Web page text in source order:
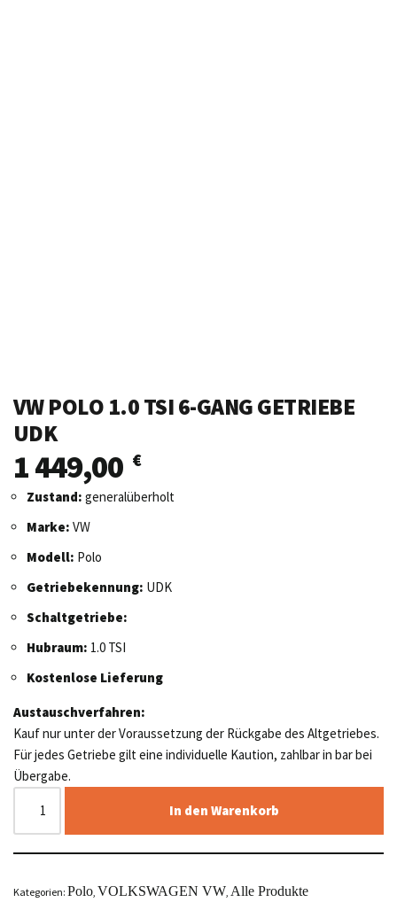
VW POLO 1.0 TSI 6-GANG GETRIEBE
UDK
1 449,00 €
Zustand: generalüberholt
Marke: VW
Modell: Polo
Getriebekennung: UDK
Schaltgetriebe:
Hubraum: 1.0 TSI
Kostenlose Lieferung
Austauschverfahren:
Kauf nur unter der Voraussetzung der Rückgabe des Altgetriebes.
Für jedes Getriebe gilt eine individuelle Kaution, zahlbar in bar bei
Übergabe.
In den Warenkorb
Kategorien: Polo VOLKSWAGEN VW Alle Produkte